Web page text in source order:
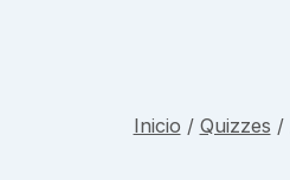
Inicio / Quizzes /